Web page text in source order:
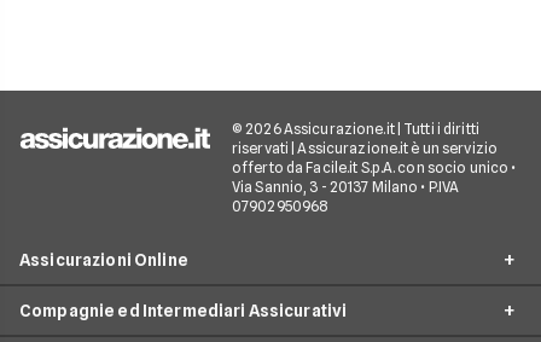
© 2026 Assicurazione.it | Tutti i diritti
riservati | Assicurazione.it è un servizio
offerto da Facile.it S.p.A. con socio unico •
Via Sannio, 3 - 20137 Milano • P.IVA
07902950968
Assicurazioni Online
RC Auto
Compagnie ed Intermediari Assicurativi